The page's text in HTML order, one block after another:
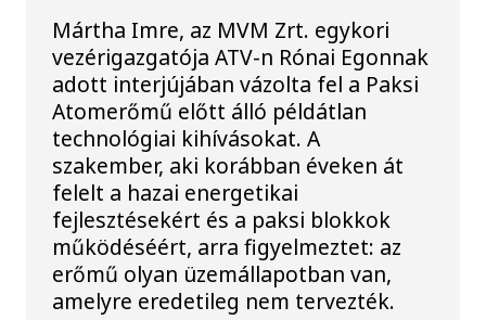
Mártha Imre, az MVM Zrt. egykori
vezérigazgatója ATV-n Rónai Egonnak
adott interjújában vázolta fel a Paksi
Atomerőmű előtt álló példátlan
technológiai kihívásokat. A
szakember, aki korábban éveken át
felelt a hazai energetikai
fejlesztésekért és a paksi blokkok
működéséért, arra figyelmeztet: az
erőmű olyan üzemállapotban van,
amelyre eredetileg nem tervezték.